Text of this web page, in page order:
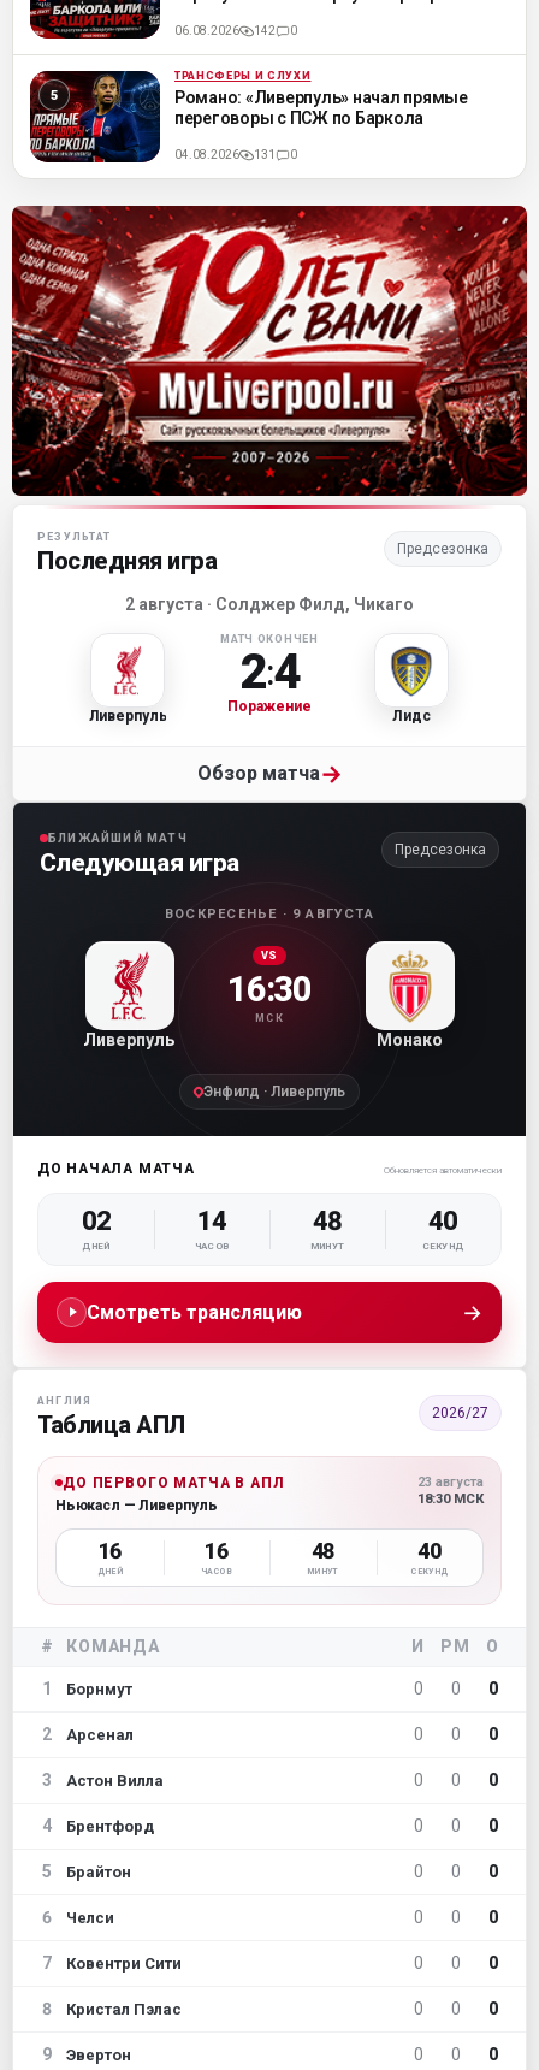
06.08.2026 142 0
ML ТРАНСФЕРЫ И СЛУХИ
Романо: «Ливерпуль» начал прямые
переговоры с ПСЖ по Баркола
04.08.2026 131 0
Матч-центр «Ливерпуля»
РЕЗУЛЬТАТ
Последняя игра Предсезонка
2 августа · Солджер Филд, Чикаго
Ливерпуль
МАТЧ ОКОНЧЕН
2:4
Поражение
Лидс
Обзор матча→
БЛИЖАЙШИЙ МАТЧ
Следующая игра Предсезонка
ВОСКРЕСЕНЬЕ · 9 АВГУСТА
Ливерпуль
VS
16:30
МСК
Монако
Энфилд · Ливерпуль
ДО НАЧАЛА МАТЧА Обновляется автоматически
02
ДНЕЙ
14
ЧАСОВ
48
МИНУТ
39
СЕКУНД
Смотреть трансляцию →
АНГЛИЯ
Таблица АПЛ 2026/27
ДО ПЕРВОГО МАТЧА В АПЛ
Ньюкасл — Ливерпуль
23 августа
18:30 МСК
16
ДНЕЙ
16
ЧАСОВ
48
МИНУТ
39
СЕКУНД
# КОМАНДА И РМ О
1 Борнмут 0 0 0
2 Арсенал 0 0 0
3 Астон Вилла 0 0 0
4 Брентфорд 0 0 0
5 Брайтон 0 0 0
6 Челси 0 0 0
7 Ковентри Сити 0 0 0
8 Кристал Пэлас 0 0 0
9 Эвертон 0 0 0